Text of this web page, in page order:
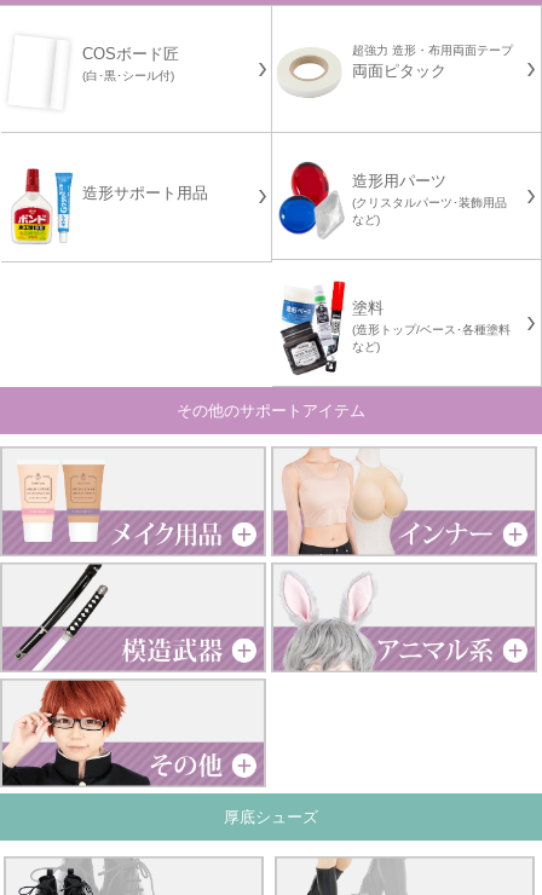
COSボード匠
(白･黒･シール付)
超強力 造形・布用両面テープ
両面ピタック
造形サポート用品
造形用パーツ
(クリスタルパーツ･装飾用品
など)
塗料
(造形トップ/ベース･各種塗料
など)
その他のサポートアイテム
厚底シューズ